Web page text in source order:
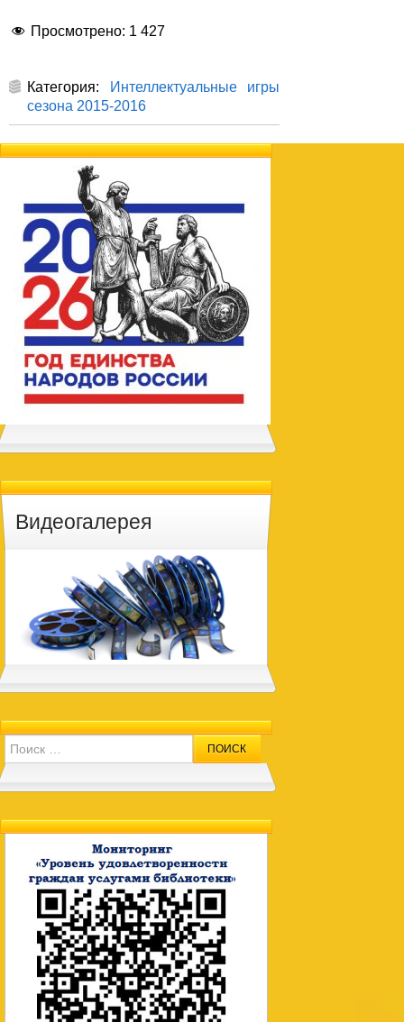
Просмотрено: 1 427
Категория:
Интеллектуальные игры
сезона 2015-2016
Видеогалерея
Search for: